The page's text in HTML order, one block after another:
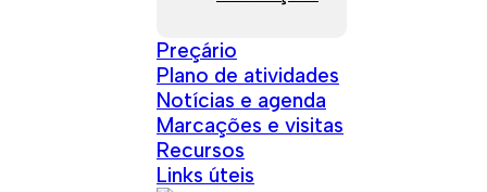
Preçário
Plano de atividades
Notícias e agenda
Marcações e visitas
Recursos
Links úteis